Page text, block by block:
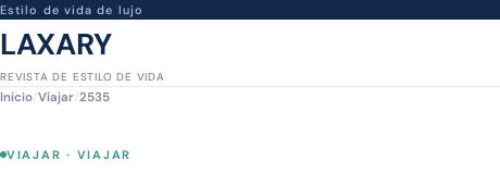
Estilo de vida de lujo
LAXARY
REVISTA DE ESTILO DE VIDA
Inicio/Viajar/2535
VIAJAR · VIAJAR